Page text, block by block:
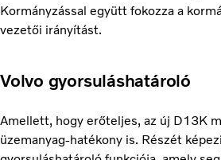
Kormányzással együtt fokozza a
vezetői irányítást.
Volvo gyorsuláshatároló
Amellett, hogy erőteljes, az új D13K
üzemanyag-hatékony is. Részét